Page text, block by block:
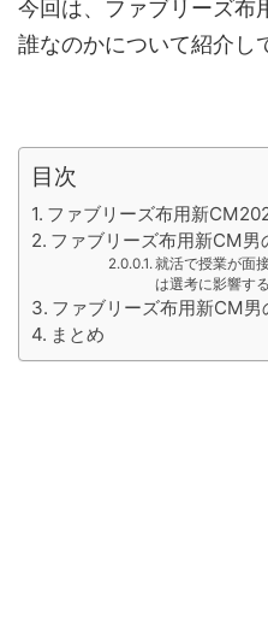
今回は、ファブリーズ布
誰なのかについて紹介し
目次
ファブリーズ布用新
ファブリーズ布用新CM男
就活で授業が面
は選考に影響す
ファブリーズ布用新CM男
まとめ